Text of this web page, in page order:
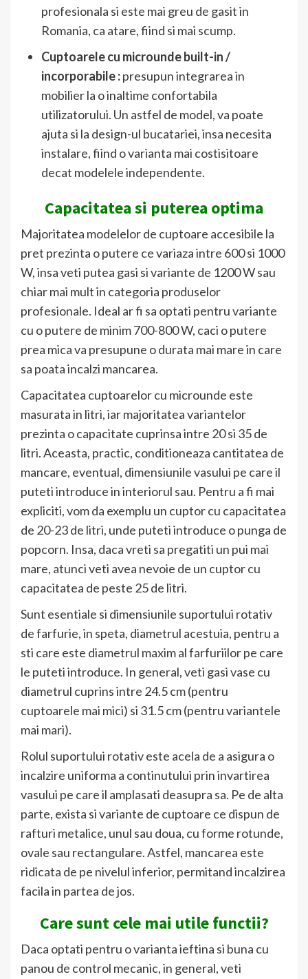
profesionala si este mai greu de gasit in
Romania, ca atare, fiind si mai scump.
Cuptoarele cu microunde built-in /
incorporabile :presupun integrarea in
mobilier la o inaltime confortabila
utilizatorului. Un astfel de model, va poate
ajuta si la design-ul bucatariei, insa necesita
instalare, fiind o varianta mai costisitoare
decat modelele independente.
Capacitatea si puterea optima
Majoritatea modelelor de cuptoare accesibile la
pret prezinta o putere ce variaza intre 600 si 1000
W, insa veti putea gasi si variante de 1200 W sau
chiar mai mult in categoria produselor
profesionale. Ideal ar fi sa optati pentru variante
cu o putere de minim 700-800 W, caci o putere
prea mica va presupune o durata mai mare in care
sa poata incalzi mancarea.
Capacitatea cuptoarelor cu microunde este
masurata in litri, iar majoritatea variantelor
prezinta o capacitate cuprinsa intre 20 si 35 de
litri. Aceasta, practic, conditioneaza cantitatea de
mancare, eventual, dimensiunile vasului pe care il
puteti introduce in interiorul sau. Pentru a fi mai
expliciti, vom da exemplu un cuptor cu capacitatea
de 20-23 de litri, unde puteti introduce o punga de
popcorn. Insa, daca vreti sa pregatiti un pui mai
mare, atunci veti avea nevoie de un cuptor cu
capacitatea de peste 25 de litri.
Sunt esentiale si dimensiunile suportului rotativ
de farfurie, in speta, diametrul acestuia, pentru a
sti care este diametrul maxim al farfuriilor pe care
le puteti introduce. In general, veti gasi vase cu
diametrul cuprins intre 24.5 cm (pentru
cuptoarele mai mici) si 31.5 cm (pentru variantele
mai mari).
Rolul suportului rotativ este acela de a asigura o
incalzire uniforma a continutului prin invartirea
vasului pe care il amplasati deasupra sa. Pe de alta
parte, exista si variante de cuptoare ce dispun de
rafturi metalice, unul sau doua, cu forme rotunde,
ovale sau rectangulare. Astfel, mancarea este
ridicata de pe nivelul inferior, permitand incalzirea
facila in partea de jos.
Care sunt cele mai utile functii?
Daca optati pentru o varianta ieftina si buna cu
panou de control mecanic, in general, veti